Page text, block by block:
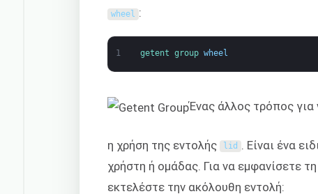
wheel :
1 getent group wheel
Ένας άλλος τρόπος για
η χρήση της εντολής lid . Είναι ένα
χρήστη ή ομάδας. Για να εμφανίσετε
εκτελέστε την ακόλουθη εντολή: